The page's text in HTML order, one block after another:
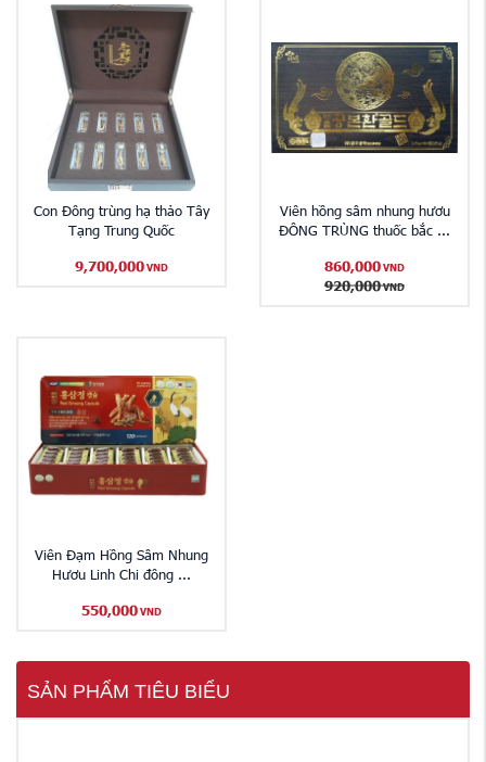
Con Đông trùng hạ thảo Tây
Tạng Trung Quốc
9,700,000 VND
Viên hồng sâm nhung hươu
ĐÔNG TRÙNG thuốc bắc ...
860,000 VND
920,000 VND
Viên Đạm Hồng Sâm Nhung
Hươu Linh Chi đông ...
550,000 VND
SẢN PHẨM TIÊU BIỂU